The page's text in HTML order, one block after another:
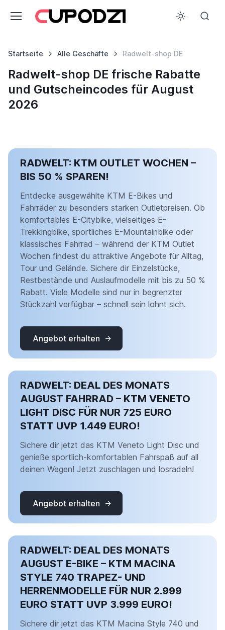
Startseite Alle Geschäfte Radwelt-shop DE
Radwelt-shop DE frische Rabatte
und Gutscheincodes für August
2026
RADWELT: KTM OUTLET WOCHEN –
BIS 50 % SPAREN!
Entdecke ausgewählte KTM E-Bikes und
Fahrräder zu besonders starken Outletpreisen. Ob
komfortables E-Citybike, vielseitiges E-
Trekkingbike, sportliches E-Mountainbike oder
klassisches Fahrrad – während der KTM Outlet
Wochen findest du attraktive Angebote für Alltag,
Tour und Gelände. Sichere dir Einzelstücke,
Restbestände und Auslaufmodelle mit bis zu 50 %
Rabatt. Viele Modelle sind nur in begrenzter
Stückzahl verfügbar – schnell sein lohnt sich.
Angebot erhalten
RADWELT: DEAL DES MONATS
AUGUST FAHRRAD – KTM VENETO
LIGHT DISC FÜR NUR 725 EURO
STATT UVP 1.449 EURO!
Sichere dir jetzt das KTM Veneto Light Disc und
genieße sportlich-komfortablen Fahrspaß auf all
deinen Wegen! Jetzt zuschlagen und losradeln!
Angebot erhalten
RADWELT: DEAL DES MONATS
AUGUST E-BIKE – KTM MACINA
STYLE 740 TRAPEZ- UND
HERRENMODELLE FÜR NUR 2.999
EURO STATT UVP 3.999 EURO!
Sichere dir jetzt das KTM Macina Style 740 und